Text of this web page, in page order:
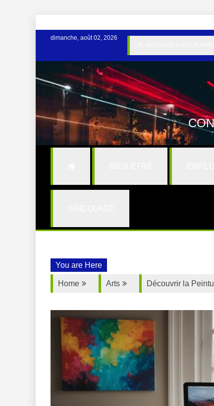
dimanche, août 02, 2026
You are Here
Home Arts Découvrir la